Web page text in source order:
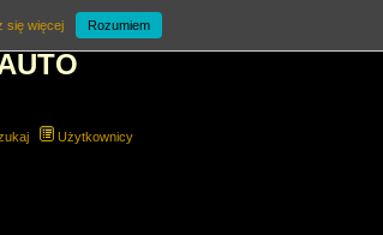
Użytkownicy
się więcej Rozumiem